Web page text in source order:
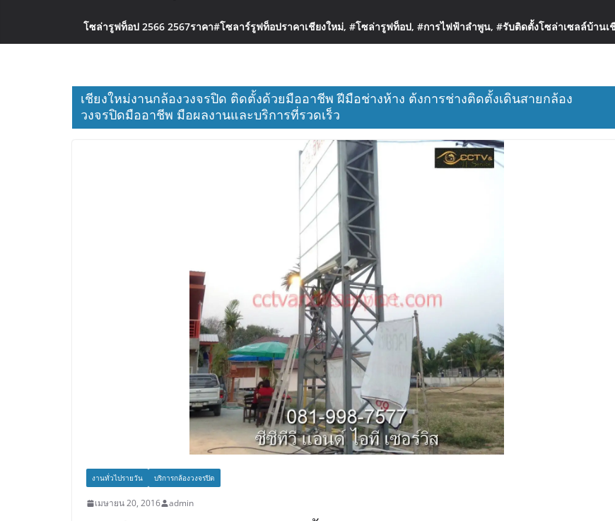
โซล่ารูฟท็อป 2566 2567ราคา#โซลาร์รูฟท็อปราคาเชียงใหม่, #โซล่ารูฟท็อป, #การไฟฟ้าลำพูน, #รับติดตั้งโซล่าเซลล์บ้านเ
เชียงใหม่งานกล้องวงจรปิด ติดตั้งด้วยมืออาชีพ ฝีมือช่างห้าง ต้งการช่างติดตั้งเดินสายกล้อง
วงจรปิดมืออาชีพ มือผลงานและบริการที่รวดเร็ว
งานทั่วไปรายวัน บริการกล้องวงจรปิด
เมษายน 20, 2016 admin